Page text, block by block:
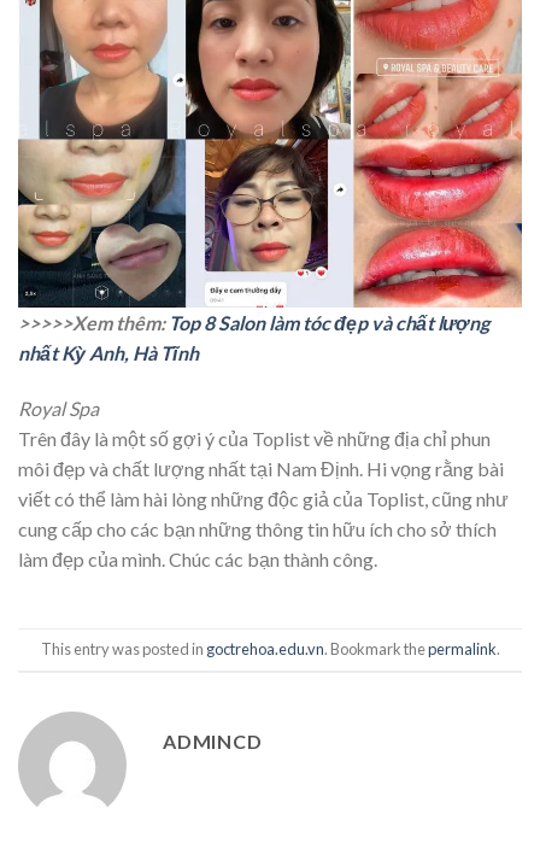
>>>>>Xem thêm: Top 8 Salon làm tóc đẹp và chất lượng
nhất Kỳ Anh, Hà Tĩnh
Royal Spa
Trên đây là một số gợi ý của Toplist về những địa chỉ phun
môi đẹp và chất lượng nhất tại Nam Định. Hi vọng rằng bài
viết có thể làm hài lòng những độc giả của Toplist, cũng như
cung cấp cho các bạn những thông tin hữu ích cho sở thích
làm đẹp của mình. Chúc các bạn thành công.
This entry was posted in goctrehoa.edu.vn. Bookmark thepermalink.
ADMINCD